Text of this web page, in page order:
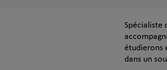
Spécialiste
étudierons
dans un